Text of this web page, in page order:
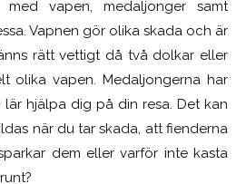
vapen, medaljonger samt
Vapnen gör olika skada och är
rätt vettigt då två dolkar eller
olika vapen. Medaljongerna har
hjälpa dig på din resa. Det kan
när du tar skada, att fienderna
dem eller varför inte kasta